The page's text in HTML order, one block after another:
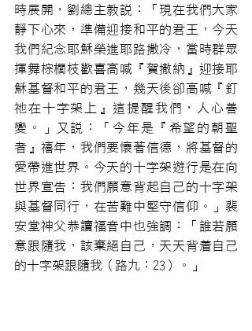
時展開，劉總主教說：「現在我們大家
靜下心來，準備迎接和平的君王，今天
我們紀念耶穌榮進耶路撒冷，當時群眾
揮舞棕櫚枝歡喜高喊『賀撒納』迎接耶
穌基督和平的君王，幾天後卻高喊『釘
祂在十字架上』這提醒我們，人心善
變。」又說：「今年是『希望的朝聖
者』禧年，我們要懷著信德，將基督的
愛帶進世界。今天的十字架遊行是在向
世界宣告：我們願意背起自己的十字架
與基督同行，在苦難中堅守信仰。」裴
安堂神父恭讀福音中也強調：「誰若願
意跟隨我，該棄絕自己，天天背着自己
的十字架跟隨我（路九：23）。」